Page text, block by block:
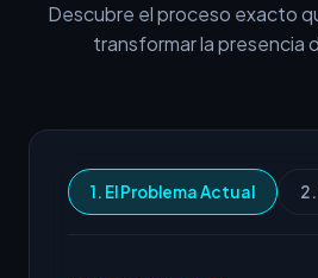
Descubre el proceso exacto
transformar la presencia
1. El Problema Actual